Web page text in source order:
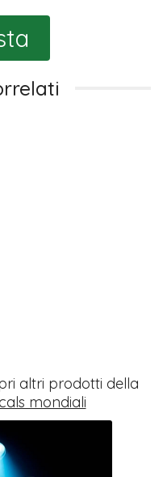
altri prodotti della
mondiali